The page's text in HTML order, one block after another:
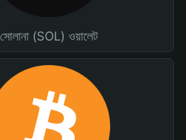
সোলানা (SOL) ওয়ালেট